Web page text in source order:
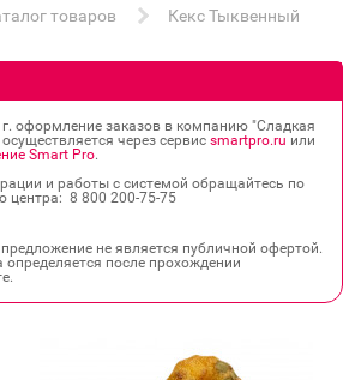
товаров Кекс Тыквенный
оформление заказов в компанию "Сладкая
через сервис smartpro.ru или
Smart Pro.
и работы с системой обращайтесь по
центра: 8 800 200‐75‐75
не является публичной офертой.
определяется после прохождении